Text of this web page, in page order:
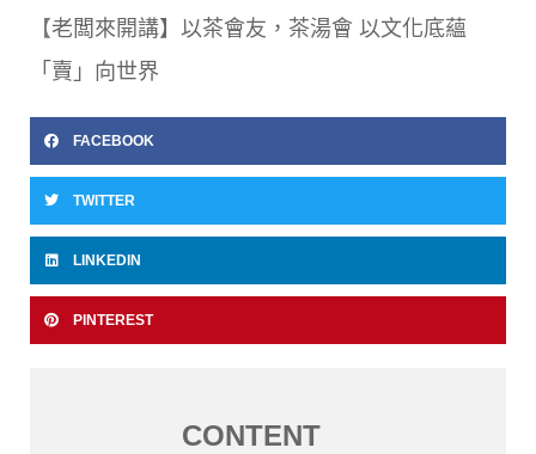
【老闆來開講】以茶會友，茶湯會 以文化底蘊
「賣」向世界
FACEBOOK
TWITTER
LINKEDIN
PINTEREST
CONTENT